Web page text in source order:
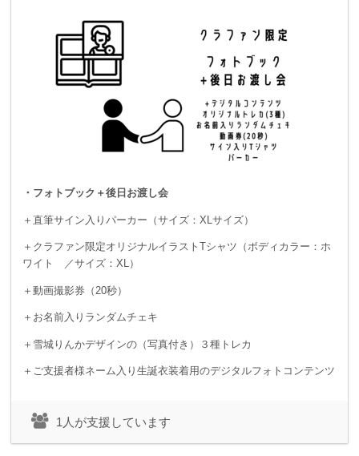
・フォトブック＋後日お渡し会
＋直筆サイン入りパーカー（サイズ：XLサイズ）
＋クラファン限定オリジナルイラストTシャツ（ボディカラー：ホ
ワイト ／サイズ：XL）
＋動画撮影券（20秒）
＋お名前入りランダムチェキ
＋雪城りんかデザインの（写真付き）３種トレカ
＋ご支援者様ネーム入り生誕衣装着用のデジタルフォトコンテンツ
1人が支援しています